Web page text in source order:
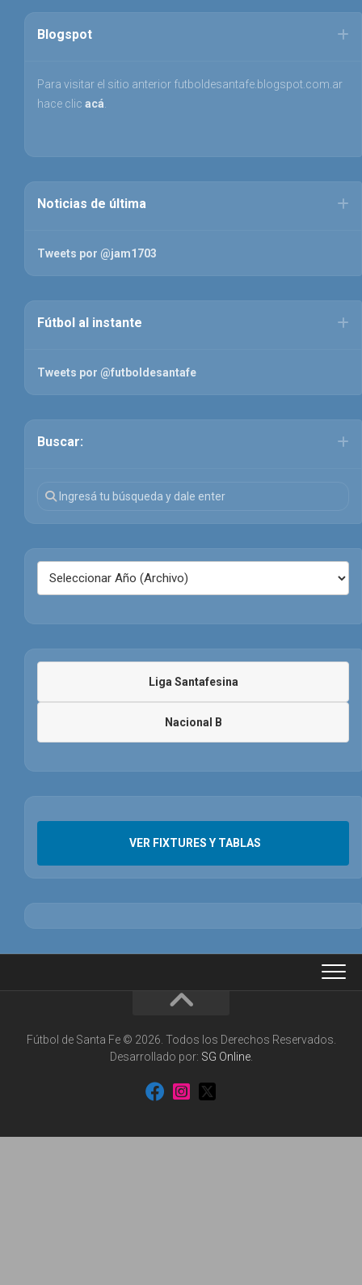
Blogspot
Para visitar el sitio anterior futboldesantafe.blogspot.com.ar
hace clic acá
Noticias de última
Tweets por @jam1703
Fútbol al instante
Tweets por @futboldesantafe
Buscar:
Liga Santafesina
Nacional B
VER FIXTURES Y TABLAS
Fútbol de Santa Fe © 2026. Todos los Derechos Reservados.
Desarrollado por: SG Online.